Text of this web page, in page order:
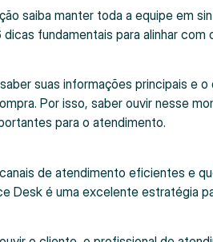
saiba manter toda a equipe em
fundamentais para alinhar com
suas informações principais e
Por isso, saber ouvir nesse
para o atendimento.
de atendimento eficientes e
Desk é uma excelente estratégia